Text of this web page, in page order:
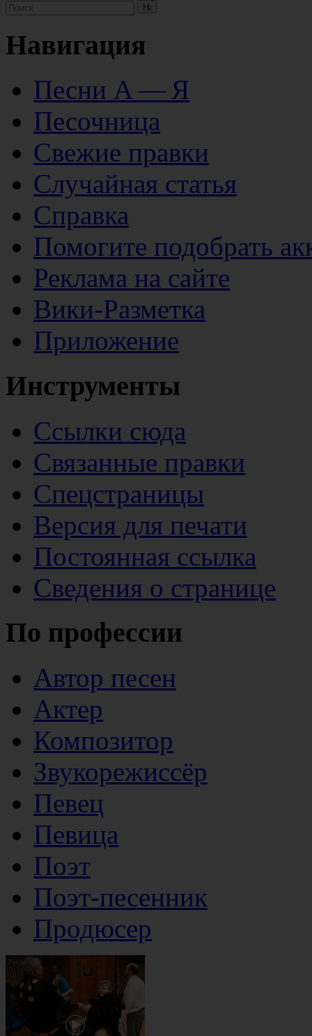
Навигация
Песни А — Я
Песочница
Свежие правки
Случайная статья
Справка
Помогите подобрать
Реклама на сайте
Вики-Разметка
Приложение
Инструменты
Ссылки сюда
Связанные правки
Спецстраницы
Версия для печати
Постоянная ссылка
Сведения о странице
По профессии
Автор песен
Актер
Композитор
Звукорежиссёр
Певец
Певица
Поэт
Поэт-песенник
Продюсер